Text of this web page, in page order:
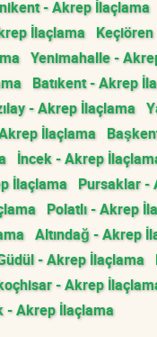
- Akrep İlaçlama
İlaçlama
Yenimahalle -
Batıkent - Akrep
- Akrep İlaçlama
İlaçlama
İncek - Akrep
İlaçlama Pursaklar -
Polatlı - Akrep
Altındağ - Akrep
- Akrep İlaçlama
- Akrep
- Akrep İlaçlama